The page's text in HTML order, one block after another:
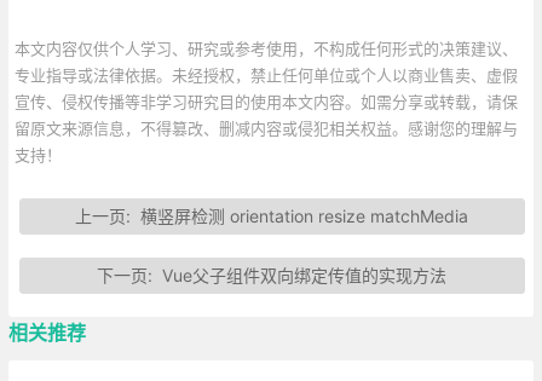
本文内容仅供个人学习、研究或参考使用，不构成任何形式的决策建议、
专业指导或法律依据。未经授权，禁止任何单位或个人以商业售卖、虚假
宣传、侵权传播等非学习研究目的使用本文内容。如需分享或转载，请保
留原文来源信息，不得篡改、删减内容或侵犯相关权益。感谢您的理解与
支持！
上一页:横竖屏检测 orientation resize matchMedia
下一页:Vue父子组件双向绑定传值的实现方法
相关推荐